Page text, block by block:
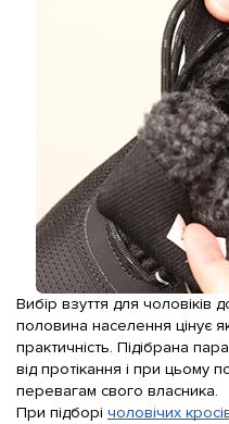
Вибір взуття для чоловіків
половина населення цінує
практичність. Підібрана пара
від протікання і при цьому
перевагам свого власника.
При підборі чоловічих